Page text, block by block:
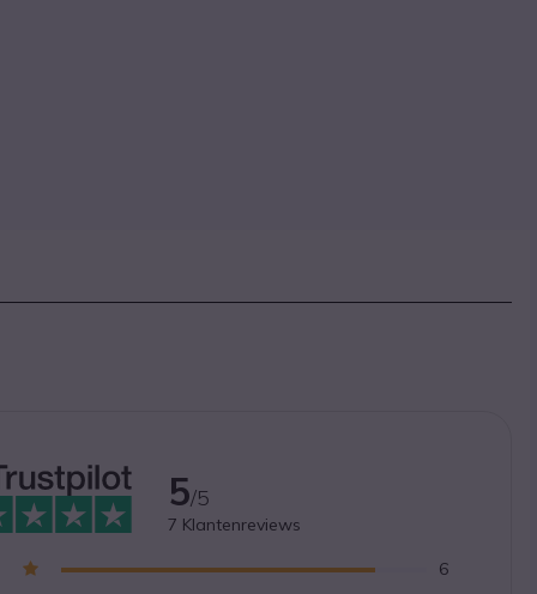
5/5
7 Klantenreviews
6